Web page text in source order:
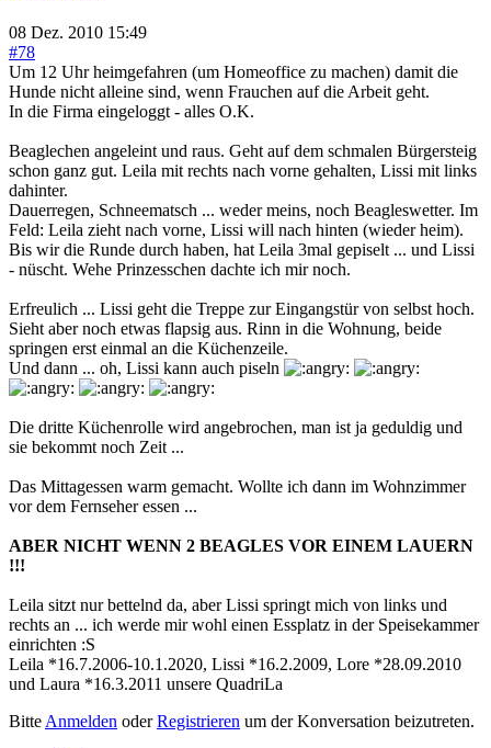
08 Dez. 2010 15:49
#78
Um 12 Uhr heimgefahren (um Homeoffice zu machen) damit die
Hunde nicht alleine sind, wenn Frauchen auf die Arbeit geht.
In die Firma eingeloggt - alles O.K.
Beaglechen angeleint und raus. Geht auf dem schmalen Bürgersteig
schon ganz gut. Leila mit rechts nach vorne gehalten, Lissi mit links
dahinter.
Dauerregen, Schneematsch ... weder meins, noch Beagleswetter. Im
Feld: Leila zieht nach vorne, Lissi will nach hinten (wieder heim).
Bis wir die Runde durch haben, hat Leila 3mal gepiselt ... und Lissi
- nüscht. Wehe Prinzesschen dachte ich mir noch.
Erfreulich ... Lissi geht die Treppe zur Eingangstür von selbst hoch.
Sieht aber noch etwas flapsig aus. Rinn in die Wohnung, beide
springen erst einmal an die Küchenzeile.
Und dann ... oh, Lissi kann auch piseln
Die dritte Küchenrolle wird angebrochen, man ist ja geduldig und
sie bekommt noch Zeit ...
Das Mittagessen warm gemacht. Wollte ich dann im Wohnzimmer
vor dem Fernseher essen ...
ABER NICHT WENN 2 BEAGLES VOR EINEM LAUERN
!!!
Leila sitzt nur bettelnd da, aber Lissi springt mich von links und
rechts an ... ich werde mir wohl einen Essplatz in der Speisekammer
einrichten :S
Leila *16.7.2006-10.1.2020, Lissi *16.2.2009, Lore *28.09.2010
und Laura *16.3.2011 unsere QuadriLa
Bitte Anmelden oderRegistrieren um der Konversation beizutreten.